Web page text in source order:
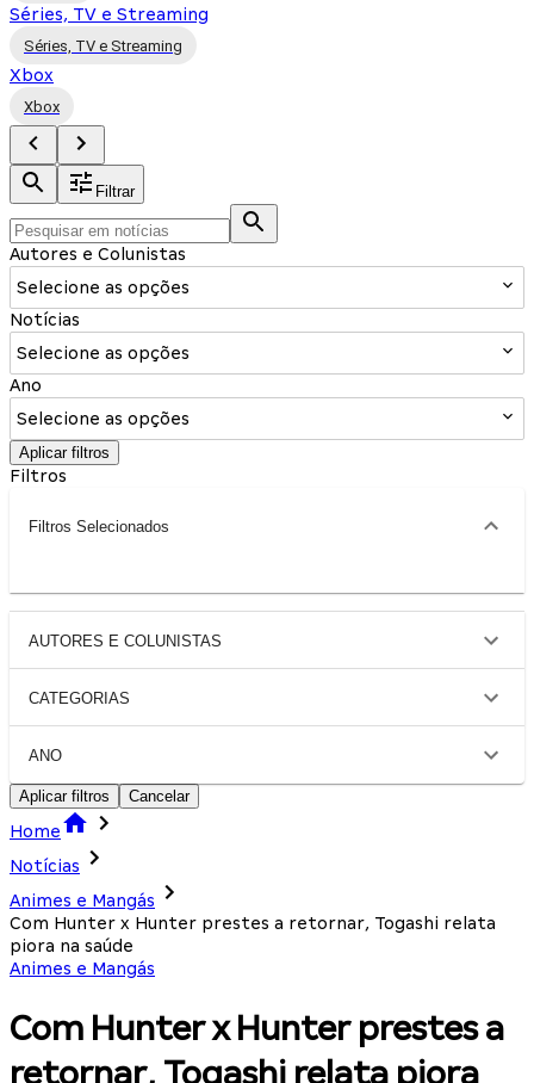
Séries, TV e Streaming
Séries, TV e Streaming
Xbox
Xbox
Filtrar
Autores e Colunistas
Selecione as opções
Notícias
Selecione as opções
Ano
Selecione as opções
Aplicar filtros
Filtros
Filtros Selecionados
AUTORES E COLUNISTAS
CATEGORIAS
ANO
Aplicar filtros Cancelar
Home
Notícias
Animes e Mangás
Com Hunter x Hunter prestes a retornar, Togashi relata
piora na saúde
Animes e Mangás
Com Hunter x Hunter prestes a
retornar, Togashi relata piora